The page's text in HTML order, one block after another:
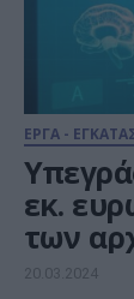
ΕΡΓΑ -
εκ.
των
20.03.2024